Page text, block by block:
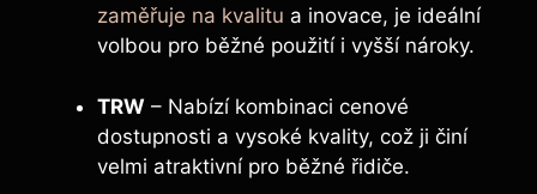
zaměřuje na kvalitu a inovace, je ideální
volbou pro běžné použití i vyšší nároky.
TRW – Nabízí kombinaci cenové
dostupnosti a vysoké kvality, což ji činí
velmi atraktivní pro běžné řidiče.